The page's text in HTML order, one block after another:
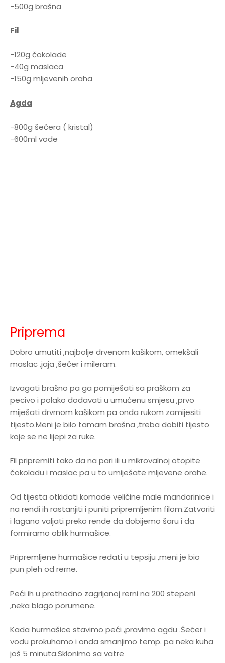
-500g brašna
Fil
-120g čokolade
-40g maslaca
-150g mljevenih oraha
Agda
-800g šećera ( kristal)
-600ml vode
Priprema
Dobro umutiti ,najbolje drvenom kašikom, omekšali
maslac ,jaja ,šećer i mileram.
Izvagati brašno pa ga pomiješati sa praškom za
pecivo i polako dodavati u umućenu smjesu ,prvo
miješati drvrnom kašikom pa onda rukom zamijesiti
tijesto.Meni je bilo tamam brašna ,treba dobiti tijesto
koje se ne lijepi za ruke.
Fil pripremiti tako da na pari ili u mikrovalnoj otopite
čokoladu i maslac pa u to umiješate mljevene orahe.
Od tijesta otkidati komade veličine male mandarinice i
na rendi ih rastanjiti i puniti pripremljenim filom.Zatvoriti
i lagano valjati preko rende da dobijemo šaru i da
formiramo oblik hurmašice.
Pripremljene hurmašice redati u tepsiju ,meni je bio
pun pleh od rerne.
Peći ih u prethodno zagrijanoj rerni na 200 stepeni
,neka blago porumene.
Kada hurmašice stavimo peći ,pravimo agdu .Šećer i
vodu prokuhamo i onda smanjimo temp. pa neka kuha
još 5 minuta.Sklonimo sa vatre